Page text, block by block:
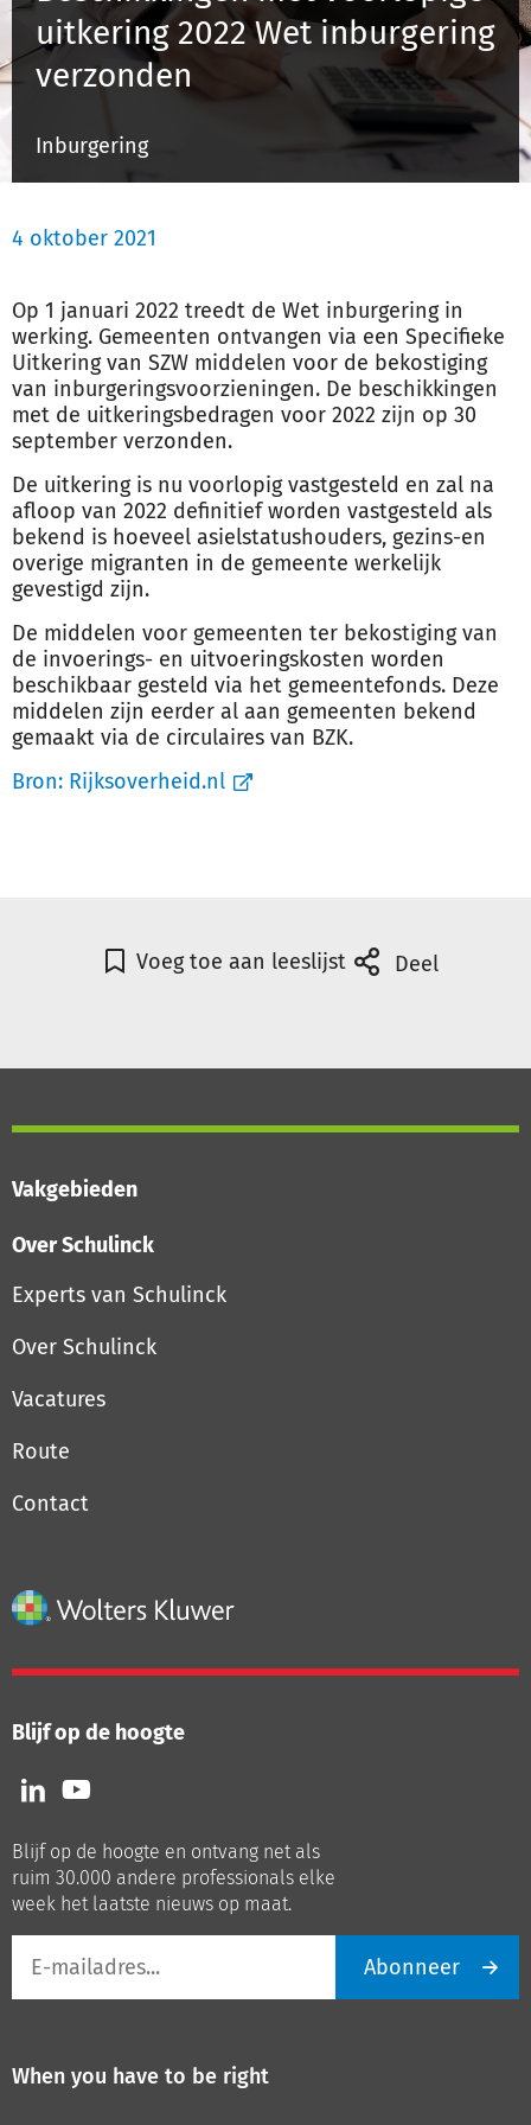
Inloggen
uitkering 2022 Wet inburgering
verzonden
Inburgering
4 oktober 2021
Op 1 januari 2022 treedt de Wet inburgering in
werking. Gemeenten ontvangen via een Specifieke
Uitkering van SZW middelen voor de bekostiging
van inburgeringsvoorzieningen. De beschikkingen
met de uitkeringsbedragen voor 2022 zijn op 30
september verzonden.
De uitkering is nu voorlopig vastgesteld en zal na
afloop van 2022 definitief worden vastgesteld als
bekend is hoeveel asielstatushouders, gezins-en
overige migranten in de gemeente werkelijk
gevestigd zijn.
De middelen voor gemeenten ter bekostiging van
de invoerings- en uitvoeringskosten worden
beschikbaar gesteld via het gemeentefonds. Deze
middelen zijn eerder al aan gemeenten bekend
gemaakt via de circulaires van BZK.
Bron: Rijksoverheid.nl
Voeg toe aan leeslijst Deel
Vakgebieden
Over Schulinck
Experts van Schulinck
Over Schulinck
Vacatures
Route
Contact
Blijf op de hoogte
Volg
ons
LinkedIn
Volg
ons
Youtube
Blijf op de hoogte en ontvang net als
ruim 30.000 andere professionals elke
week het laatste nieuws op maat.
mailadres
Abonneer
When you have to be right